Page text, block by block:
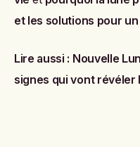
et les solutions pour
Lire aussi : Nouvelle
signes qui vont